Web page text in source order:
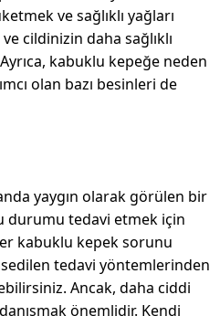
ve sağlıklı yağları
cildinizin daha sağlıklı
kabuklu kepeğe neden
olan bazı besinleri de
yaygın olarak görülen bir
durumu tedavi etmek için
kabuklu kepek sorunu
tedavi yöntemlerinden
Ancak, daha ciddi
önemlidir. Kendi